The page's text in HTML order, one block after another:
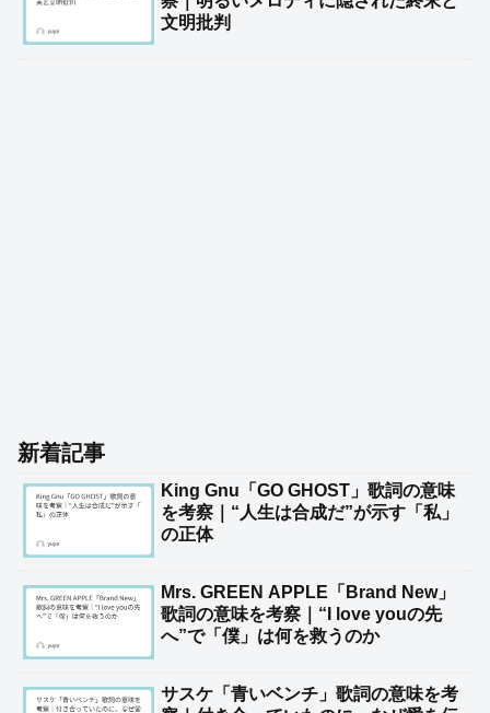
文明批判
新着記事
King Gnu「GO GHOST」歌詞の意味
を考察｜“人生は合成だ”が示す「私」
の正体
Mrs. GREEN APPLE「Brand New」
歌詞の意味を考察｜“I love youの先
へ”で「僕」は何を救うのか
サスケ「青いベンチ」歌詞の意味を考